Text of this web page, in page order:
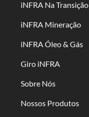
iNFRA Na Transição
iNFRA Mineração
iNFRA Óleo & Gás
Giro iNFRA
Sobre Nós
Nossos Produtos